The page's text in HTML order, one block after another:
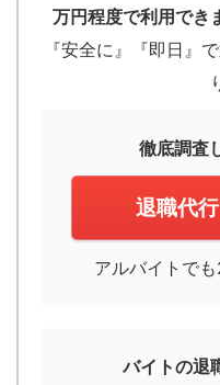
万円程度で利用でき
『安全に』『即日』
徹底調査
退職代
アルバイトで
バイトの退